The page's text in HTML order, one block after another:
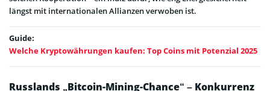
längst mit internationalen Allianzen verwoben ist.
Guide:
Welche Kryptowährungen kaufen: Top Coins mit Potenzial 2025
Russlands „Bitcoin-Mining-Chance“ – Konkurrenz